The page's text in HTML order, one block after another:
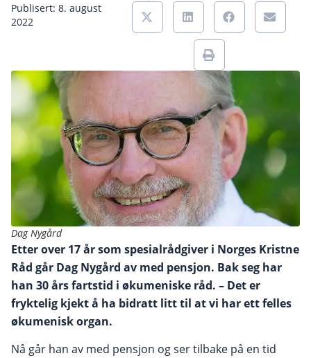
Publisert: 8. august
2022
Dag Nygård
Etter over 17 år som spesialrådgiver i Norges Kristne
Råd går Dag Nygård av med pensjon. Bak seg har
han 30 års fartstid i økumeniske råd. – Det er
fryktelig kjekt å ha bidratt litt til at vi har ett felles
økumenisk organ.
Nå går han av med pensjon og ser tilbake på en tid